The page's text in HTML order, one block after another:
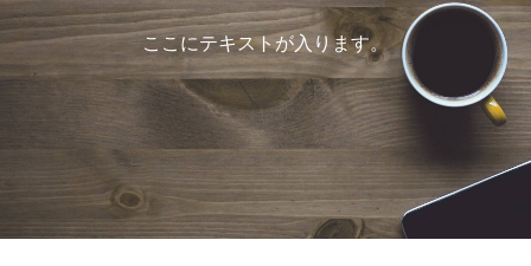
ここにテキストが入ります。